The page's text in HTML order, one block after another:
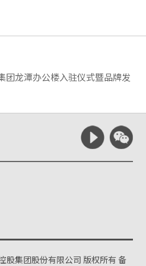
龙潭办公楼入驻仪式暨品牌发
集团股份有限公司 版权所有备